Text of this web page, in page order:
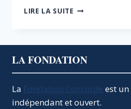
LIRE LA SUITEMUTUELLES
À
UN
NÉFASTE
LA FONDATION
La Fondation Concorde est un
indépendant et ouvert.